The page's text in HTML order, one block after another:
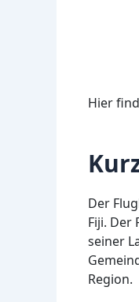
Hier
Der
Fiji.
seiner
Region.